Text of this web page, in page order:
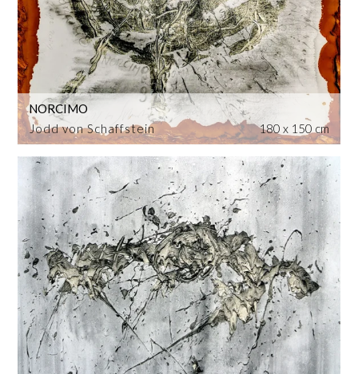
Jodd von Schaffstein
NORCIMO
180 x 150 cm